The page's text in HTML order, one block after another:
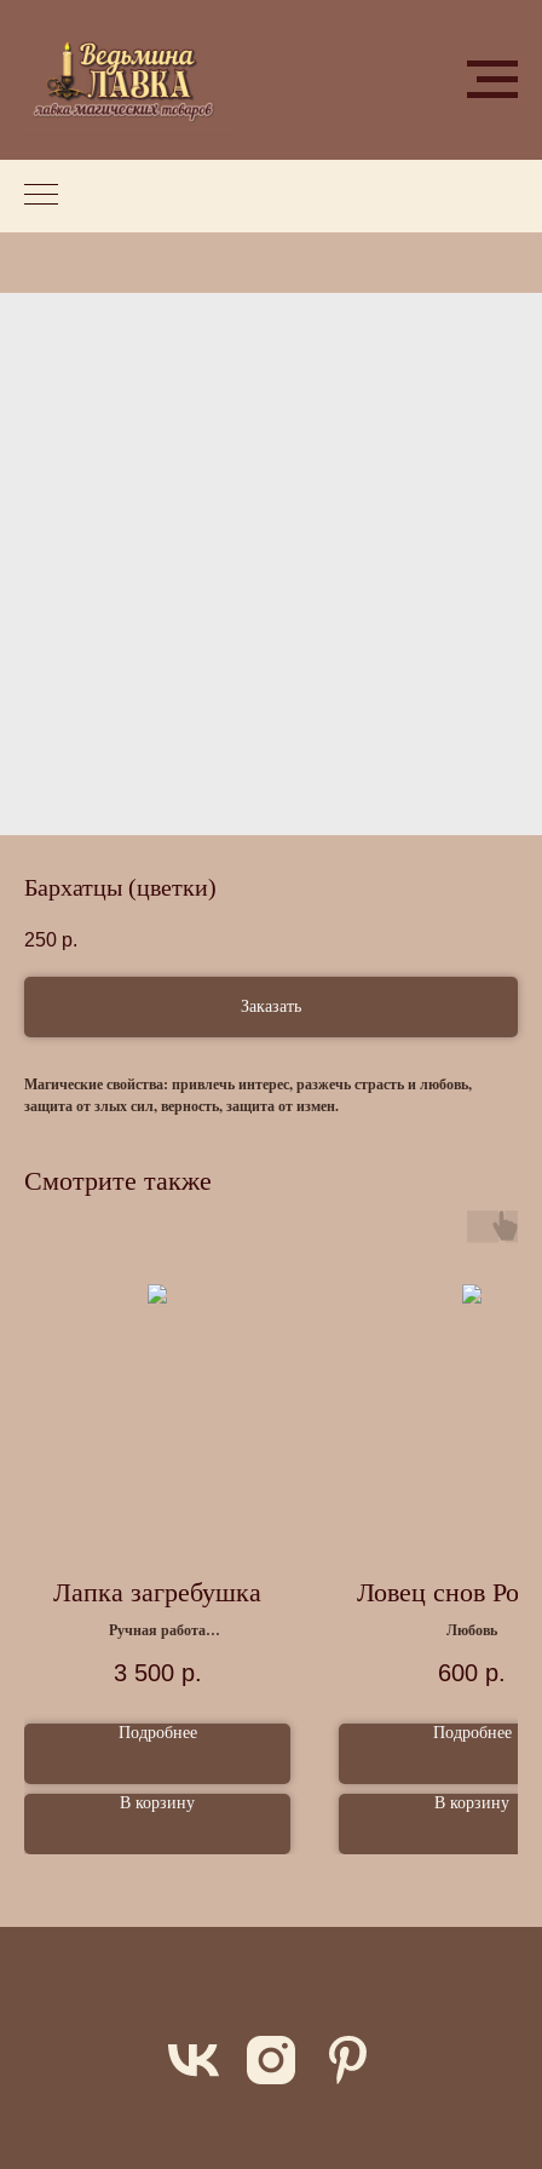
Бархатцы (цветки)
250 р.
Заказать
Магические свойства: привлечь интерес, разжечь страсть и любовь,
защита от злых сил, верность, защита от измен.
Смотрите также
Лапка загребушка
Ручная работа
3 500 р.
Подробнее
В корзину
Ловец снов
Любовь
600 р.
Подробнее
В корзину